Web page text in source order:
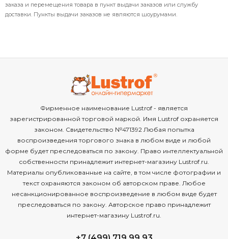
заказа и перемещения товара в пункт выдачи заказов или службу
доставки. Пункты выдачи заказов не являются шоурумами.
Фирменное наименование Lustrof - является
зарегистрированной торговой маркой. Имя Lustrof охраняется
законом. Свидетельство №471392 Любая попытка
воспроизведения торгового знака в любом виде и любой
форме будет преследоваться по закону. Право интеллектуальной
собственности принадлежит интернет-магазину Lustrof.ru.
Материалы опубликованные на сайте, в том числе фотографии и
текст охраняются законом об авторском праве. Любое
несанкционированное воспроизведение в любом виде будет
преследоваться по закону. Авторское право принадлежит
интернет-магазину Lustrof.ru.